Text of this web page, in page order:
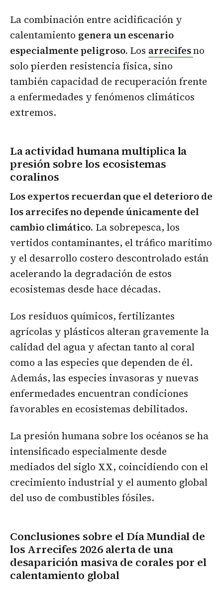
La combinación entre acidificación y
calentamiento genera un escenario
especialmente peligroso. Los arrecifesno
solo pierden resistencia física, sino
también capacidad de recuperación frente
a enfermedades y fenómenos climáticos
extremos.
La actividad humana multiplica la
presión sobre los ecosistemas
coralinos
Los expertos recuerdan que el deterioro de
los arrecifes no depende únicamente del
cambio climático. La sobrepesca, los
vertidos contaminantes, el tráfico marítimo
y el desarrollo costero descontrolado están
acelerando la degradación de estos
ecosistemas desde hace décadas.
Los residuos químicos, fertilizantes
agrícolas y plásticos alteran gravemente la
calidad del agua y afectan tanto al coral
como a las especies que dependen de él.
Además, las especies invasoras y nuevas
enfermedades encuentran condiciones
favorables en ecosistemas debilitados.
La presión humana sobre los océanos se ha
intensificado especialmente desde
mediados del siglo XX, coincidiendo con el
crecimiento industrial y el aumento global
del uso de combustibles fósiles.
Conclusiones sobre el Día Mundial de
los Arrecifes 2026 alerta de una
desaparición masiva de corales por el
calentamiento global